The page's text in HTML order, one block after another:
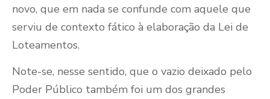
novo, que em nada se confunde com aquele que
serviu de contexto fático à elaboração da Lei de
Loteamentos.
Note-se, nesse sentido, que o vazio deixado pelo
Poder Público também foi um dos grandes